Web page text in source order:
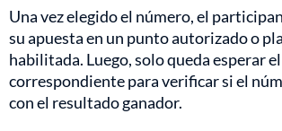
Una vez elegido el número, el
su apuesta en un punto autorizado o
habilitada. Luego, solo queda esperar
correspondiente para verificar si el
con el resultado ganador.